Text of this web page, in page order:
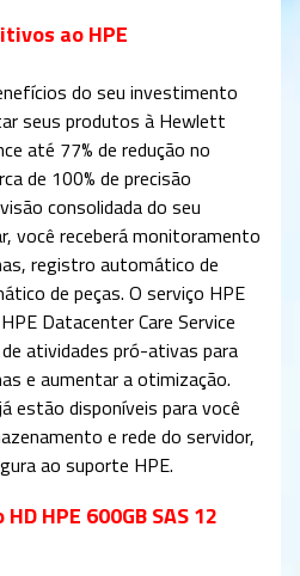
ao HPE
do seu investimento
seus produtos à Hewlett
até 77% de redução no
de 100% de precisão
consolidada do seu
você receberá monitoramento
registro automático de
de peças. O serviço HPE
Datacenter Care Service
atividades pró-ativas para
e aumentar a otimização.
estão disponíveis para você
e rede do servidor,
ao suporte HPE.
HPE 600GB SAS 12